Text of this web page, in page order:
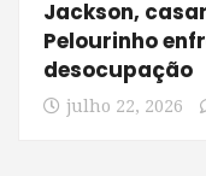
Jackson,
Pelourinho
desocupação
julho 22, 2026